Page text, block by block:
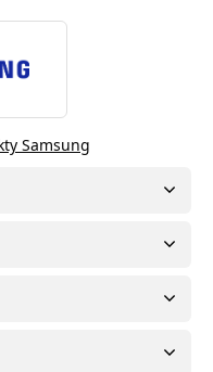
Samsung